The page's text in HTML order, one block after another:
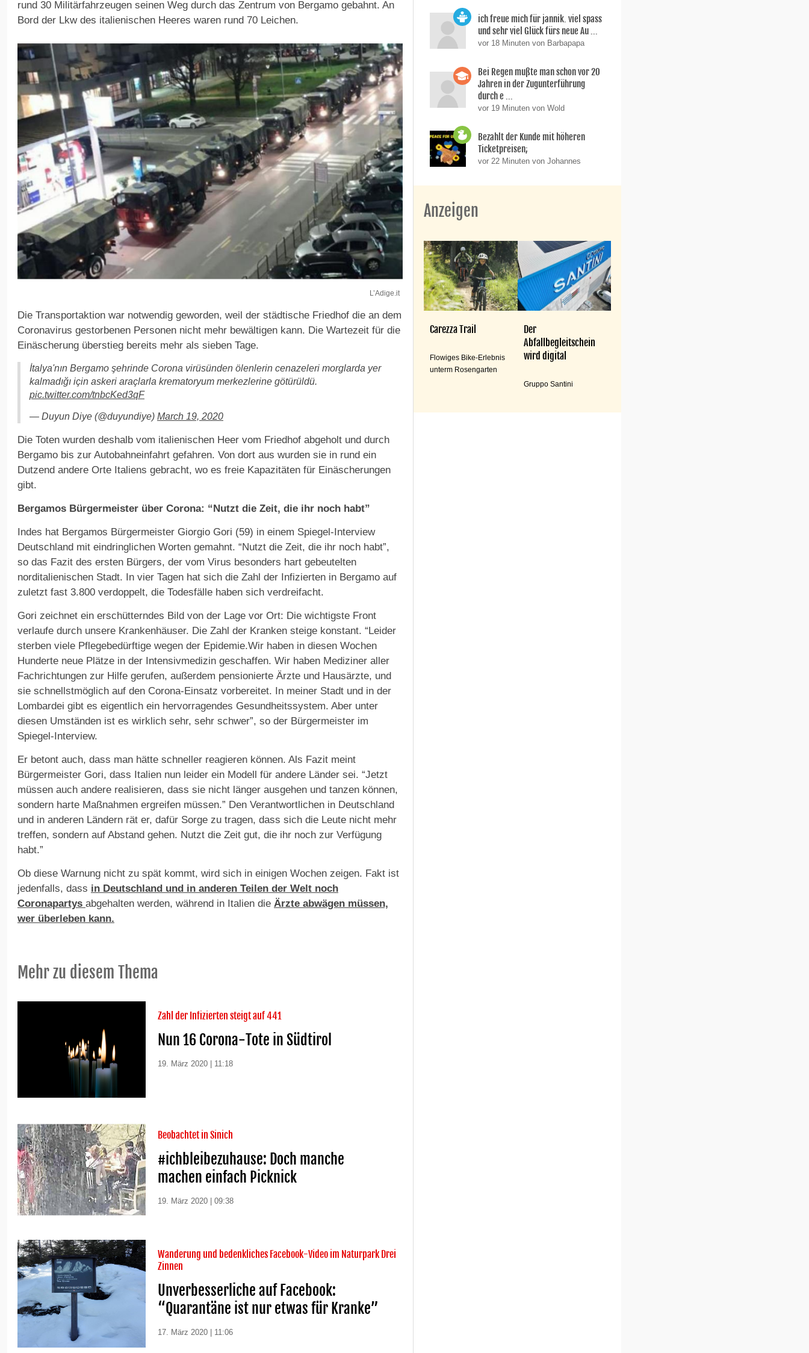
rund 30 Militärfahrzeugen seinen Weg durch das Zentrum von Bergamo gebahnt. An
Bord der Lkw des italienischen Heeres waren rund 70 Leichen.
L’Adige.it
Die Transportaktion war notwendig geworden, weil der städtische Friedhof die an dem
Coronavirus gestorbenen Personen nicht mehr bewältigen kann. Die Wartezeit für die
Einäscherung überstieg bereits mehr als sieben Tage.
İtalya'nın Bergamo şehrinde Corona virüsünden ölenlerin cenazeleri morglarda yer
kalmadığı için askeri araçlarla krematoryum merkezlerine götürüldü.
pic.twitter.com/tnbcKed3qF
— Duyun Diye (@duyundiye) March 19, 2020
Die Toten wurden deshalb vom italienischen Heer vom Friedhof abgeholt und durch
Bergamo bis zur Autobahneinfahrt gefahren. Von dort aus wurden sie in rund ein
Dutzend andere Orte Italiens gebracht, wo es freie Kapazitäten für Einäscherungen
gibt.
Bergamos Bürgermeister über Corona: “Nutzt die Zeit, die ihr noch habt”
Indes hat Bergamos Bürgermeister Giorgio Gori (59) in einem Spiegel-Interview
Deutschland mit eindringlichen Worten gemahnt. “Nutzt die Zeit, die ihr noch habt”,
so das Fazit des ersten Bürgers, der vom Virus besonders hart gebeutelten
norditalienischen Stadt. In vier Tagen hat sich die Zahl der Infizierten in Bergamo auf
zuletzt fast 3.800 verdoppelt, die Todesfälle haben sich verdreifacht.
Gori zeichnet ein erschütterndes Bild von der Lage vor Ort: Die wichtigste Front
verlaufe durch unsere Krankenhäuser. Die Zahl der Kranken steige konstant. “Leider
sterben viele Pflegebedürftige wegen der Epidemie.Wir haben in diesen Wochen
Hunderte neue Plätze in der Intensivmedizin geschaffen. Wir haben Mediziner aller
Fachrichtungen zur Hilfe gerufen, außerdem pensionierte Ärzte und Hausärzte, und
sie schnellstmöglich auf den Corona-Einsatz vorbereitet. In meiner Stadt und in der
Lombardei gibt es eigentlich ein hervorragendes Gesundheitssystem. Aber unter
diesen Umständen ist es wirklich sehr, sehr schwer”, so der Bürgermeister im
Spiegel-Interview.
Er betont auch, dass man hätte schneller reagieren können. Als Fazit meint
Bürgermeister Gori, dass Italien nun leider ein Modell für andere Länder sei. “Jetzt
müssen auch andere realisieren, dass sie nicht länger ausgehen und tanzen können,
sondern harte Maßnahmen ergreifen müssen.” Den Verantwortlichen in Deutschland
und in anderen Ländern rät er, dafür Sorge zu tragen, dass sich die Leute nicht mehr
treffen, sondern auf Abstand gehen. Nutzt die Zeit gut, die ihr noch zur Verfügung
habt.”
Ob diese Warnung nicht zu spät kommt, wird sich in einigen Wochen zeigen. Fakt ist
jedenfalls, dass in Deutschland und in anderen Teilen der Welt noch
Coronapartys abgehalten werden, während in Italien die Ärzte abwägen müssen,
wer überleben kann.
Mehr zu diesem Thema
Zahl der Infizierten steigt auf 441
Nun 16 Corona-Tote in Südtirol
19. März 2020 | 11:18
Beobachtet in Sinich
#ichbleibezuhause: Doch manche
machen einfach Picknick
19. März 2020 | 09:38
Wanderung und bedenkliches Facebook-Video im Naturpark Drei
Zinnen
Unverbesserliche auf Facebook:
“Quarantäne ist nur etwas für Kranke”
17. März 2020 | 11:06
ich freue mich für jannik. viel spass
und sehr viel Glück fürs neue Au ...
vor 18 Minuten von Barbapapa
Bei Regen mußte man schon vor 20
Jahren in der Zugunterführung
durch e ...
vor 19 Minuten von Wold
Bezahlt der Kunde mit höheren
Ticketpreisen;
vor 22 Minuten von Johannes
Anzeigen
Carezza Trail
Flowiges Bike-Erlebnis
unterm Rosengarten
Der
Abfallbegleitschein
wird digital
Gruppo Santini